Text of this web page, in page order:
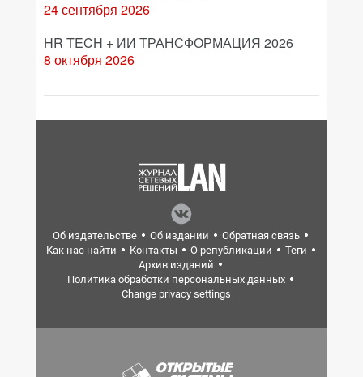
24 сентября 2026
HR TECH + ИИ ТРАНСФОРМАЦИЯ 2026
8 октября 2026
Об издательстве Об издании
Обратная связь
Как нас найти
Контакты О републикации
Теги
Архив изданий
Политика обработки персональных данных
Change privacy settings